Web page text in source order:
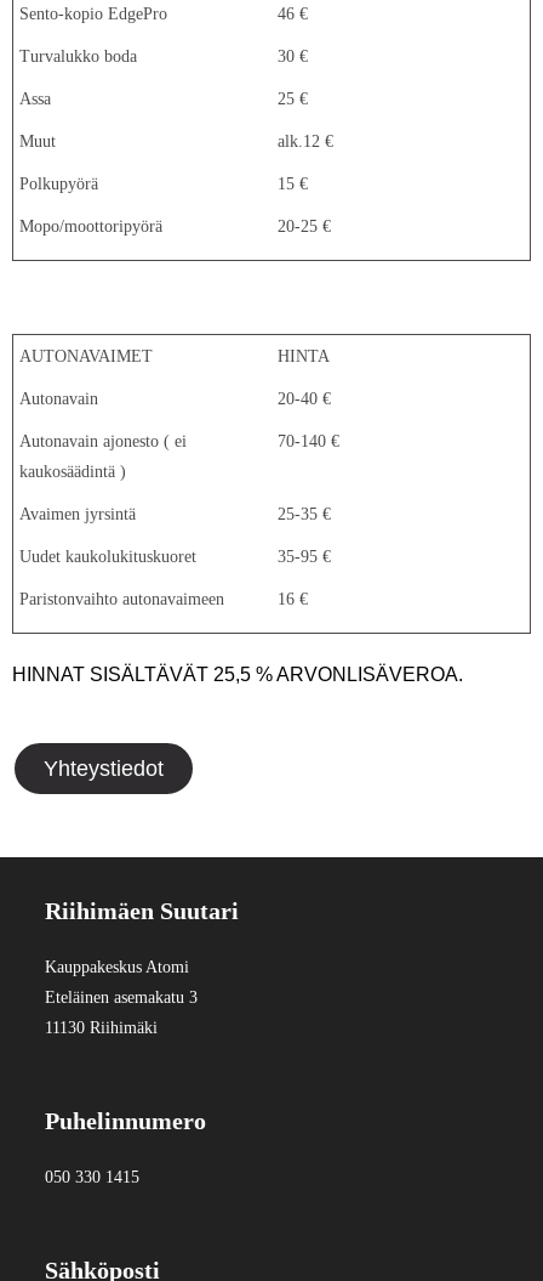
Sento-kopio EdgePro 46 €
Turvalukko boda 30 €
Assa 25 €
Muut alk.12 €
Polkupyörä 15 €
Mopo/moottoripyörä 20-25 €
AUTONAVAIMET HINTA
Autonavain 20-40 €
Autonavain ajonesto ( ei
kaukosäädintä )
70-140 €
Avaimen jyrsintä 25-35 €
Uudet kaukolukituskuoret 35-95 €
Paristonvaihto autonavaimeen 16 €
HINNAT SISÄLTÄVÄT 25,5 % ARVONLISÄVEROA.
Yhteystiedot
Riihimäen Suutari
Kauppakeskus Atomi
Eteläinen asemakatu 3
11130 Riihimäki
Puhelinnumero
050 330 1415
Sähköposti